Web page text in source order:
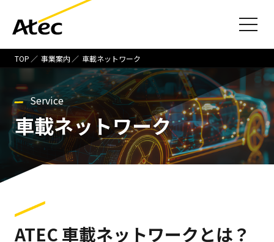
TOP 事業案内 車載ネットワーク
Service
車載ネットワーク
ATEC 車載ネットワークとは？